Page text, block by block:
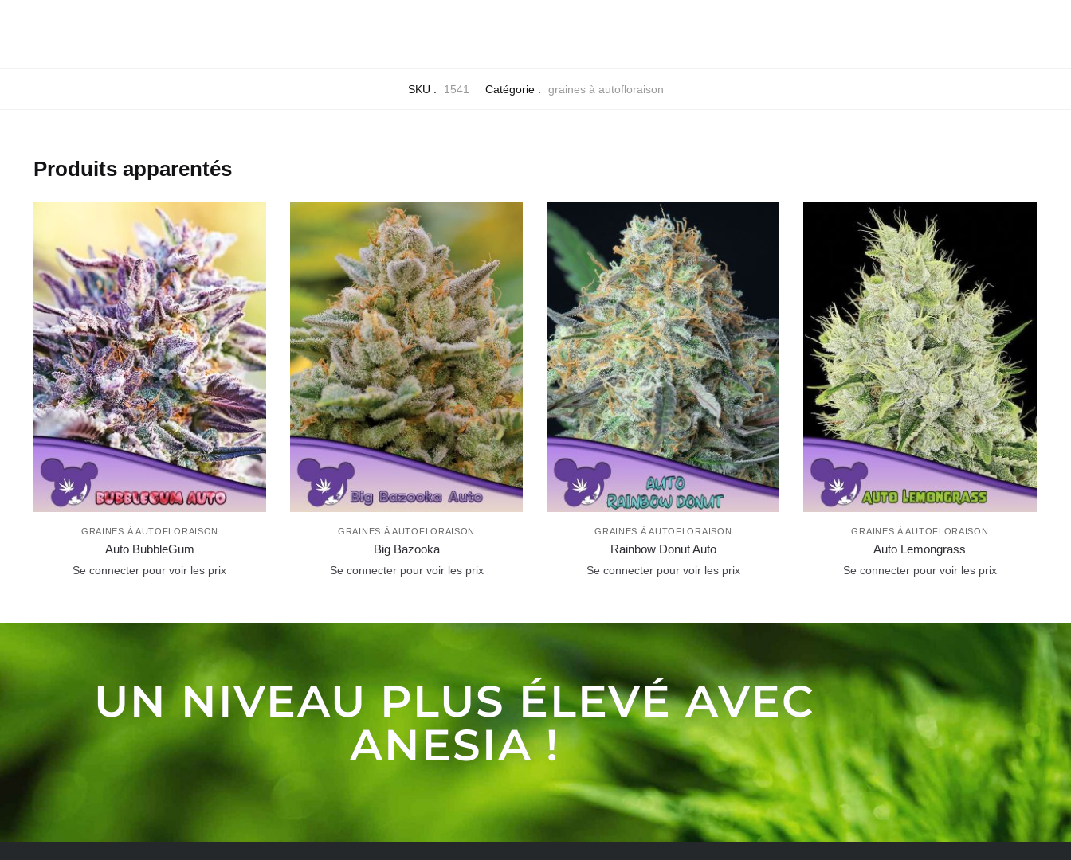
SKU : 1541 Catégorie : graines à autofloraison
Produits apparentés
GRAINES À AUTOFLORAISON
Auto BubbleGum
Se connecter pour voir les prix
GRAINES À AUTOFLORAISON
Big Bazooka
Se connecter pour voir les prix
GRAINES À AUTOFLORAISON
Rainbow Donut Auto
Se connecter pour voir les prix
GRAINES À AUTOFLORAISON
Auto Lemongrass
Se connecter pour voir les prix
UN NIVEAU PLUS ÉLEVÉ AVEC
ANESIA !